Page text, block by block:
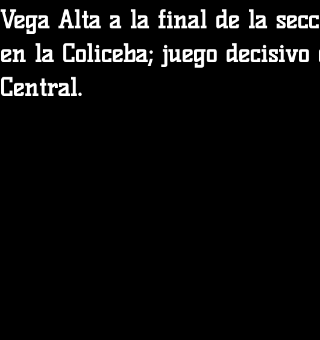
Vega Alta a la final de la
en la Coliceba; juego
Central.